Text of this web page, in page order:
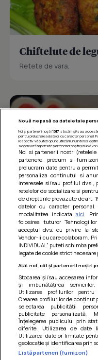
Chiftelute de
Retete de vara.
Barcute din
Un deliciu usor de
Nouă ne pasă ca datele tale
Noi și partenerii noștri 1017 stocăm și/sau
pentru prelucrarea datelor cu caracter personal.
respectiv vă puteți opune utilizării unui interes
alegeri vor fi raportate partenerilor noștri și nu vă
Noi si partenerii nostri
partenere, precum si
prelucram date pentru a
personaliza continutul si
interesele si/sau profilul dvs.,
retelelor de socializare si
de drepturile prevazute de art.
datelor cu caracter
modalitatea indicataaici .
folosirea tuturor
acceptul dvs. cu privire la
Vendor-ii cu care colaboram.
INDIVIDUAL” puteti schimba
legate de cookie strict
Atât noi, cât și partenerii noștri
Stocarea și/sau accesarea
și îmbunătățirea serviciilor.
Utilizarea profilurilor pentru
Crearea profilurilor de conținut
selectarea publicității
publicitate personalizată.
Înțelegerea publicului prin
diferite. Utilizarea de date
Utilizarea datelor limitate
geolocație și identificarea prin
Listă parteneri (furnizori)